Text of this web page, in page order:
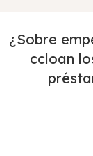
¿Sobre
ccloan